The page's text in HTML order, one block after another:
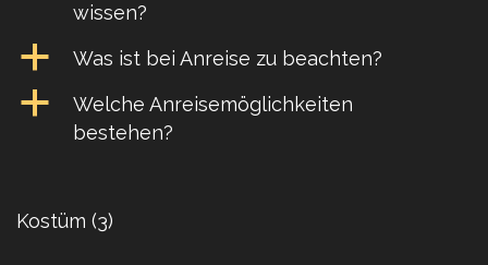
wissen?
a Was ist bei Anreise zu beachten?
a
Welche Anreisemöglichkeiten
bestehen?
Kostüm (3)